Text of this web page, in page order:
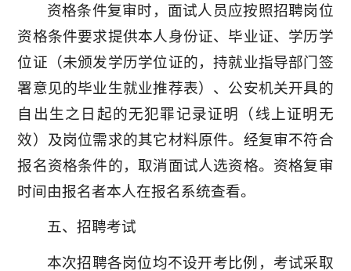
资格条件复审时，面试人员应按照招聘岗位
资格条件要求提供本人身份证、毕业证、学历学
位证（未颁发学历学位证的，持就业指导部门签
署意见的毕业生就业推荐表）、公安机关开具的
自出生之日起的无犯罪记录证明（线上证明无
效）及岗位需求的其它材料原件。经复审不符合
报名资格条件的，取消面试人选资格。资格复审
时间由报名者本人在报名系统查看。
五、招聘考试
本次招聘各岗位均不设开考比例，考试采取